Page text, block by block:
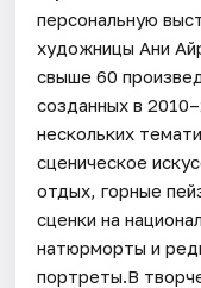
персональную
художницы Ани
свыше 60
созданных в
нескольких
сценическое
отдых, горные
сценки на
натюрморты и
портреты.В